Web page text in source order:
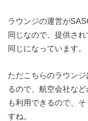
ラウンジの運営が
同じなので、提供さ
同じになっています。
ただこちらのラウン
るので、航空会社な
も利用できるので、
すね。